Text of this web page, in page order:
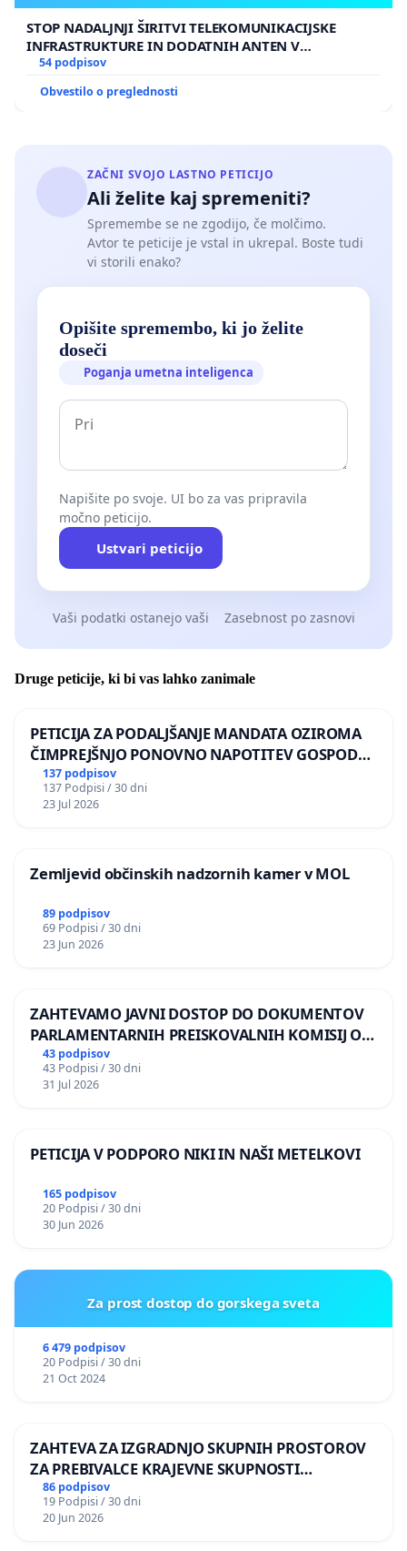
STOP NADALJNJI ŠIRITVI TELEKOMUNIKACIJSKE
INFRASTRUKTURE IN DODATNIH ANTEN V
GRADIŠČAKU
54 podpisov
Obvestilo o preglednosti
ZAČNI SVOJO LASTNO PETICIJO
Ali želite kaj spremeniti?
Spremembe se ne zgodijo, če molčimo.
Avtor te peticije je vstal in ukrepal. Boste tudi
vi storili enako?
Opišite spremembo, ki jo želite
doseči
Poganja umetna inteligenca
Napišite po svoje. UI bo za vas pripravila
močno peticijo.
Ustvari peticijo
Vaši podatki ostanejo vaši Zasebnost po zasnovi
Druge peticije, ki bi vas lahko zanimale
PETICIJA ZA PODALJŠANJE MANDATA OZIROMA
ČIMPREJŠNJO PONOVNO NAPOTITEV GOSPODA
BERNARDA ŠRAJNERJA NA VELEPOSLANIŠTVO
REPUBLIKE SLOVENIJE V MOSKVI
137 podpisov
137 Podpisi / 30 dni
23 Jul 2026
Zemljevid občinskih nadzornih kamer v MOL
89 podpisov
69 Podpisi / 30 dni
23 Jun 2026
ZAHTEVAMO JAVNI DOSTOP DO DOKUMENTOV
PARLAMENTARNIH PREISKOVALNIH KOMISIJ O
ILEGALNI TRGOVINI Z OROŽJEM
43 podpisov
43 Podpisi / 30 dni
31 Jul 2026
PETICIJA V PODPORO NIKI IN NAŠI METELKOVI
165 podpisov
20 Podpisi / 30 dni
30 Jun 2026
Za prost dostop do gorskega sveta
6 479 podpisov
20 Podpisi / 30 dni
21 Oct 2024
ZAHTEVA ZA IZGRADNJO SKUPNIH PROSTOROV
ZA PREBIVALCE KRAJEVNE SKUPNOSTI
PRESTRANEK
86 podpisov
19 Podpisi / 30 dni
20 Jun 2026